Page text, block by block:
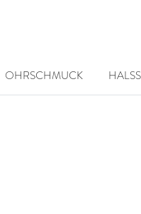
OHRSCHMUCK